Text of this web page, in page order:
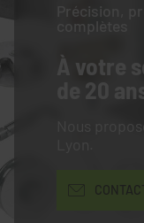
Précision,
complètes
À votre
de 20
Nous